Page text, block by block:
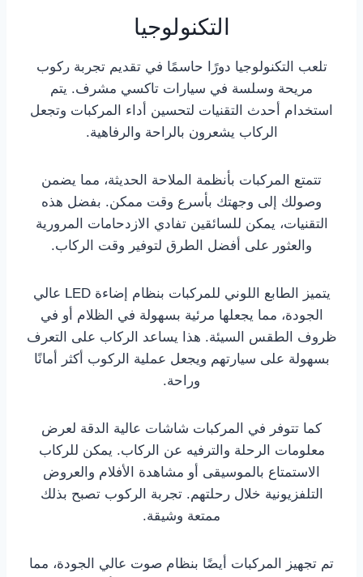
التكنولوجيا
تلعب التكنولوجيا دورًا حاسمًا في تقديم تجربة ركوب
مريحة وسلسة في سيارات تاكسي مشرف. يتم
استخدام أحدث التقنيات لتحسين أداء المركبات وتجعل
الركاب يشعرون بالراحة والرفاهية.
تتمتع المركبات بأنظمة الملاحة الحديثة، مما يضمن
وصولك إلى وجهتك بأسرع وقت ممكن. بفضل هذه
التقنيات، يمكن للسائقين تفادي الازدحامات المرورية
والعثور على أفضل الطرق لتوفير وقت الركاب.
يتميز الطابع اللوني للمركبات بنظام إضاءة LED عالي
الجودة، مما يجعلها مرئية بسهولة في الظلام أو في
ظروف الطقس السيئة. هذا يساعد الركاب على التعرف
بسهولة على سيارتهم ويجعل عملية الركوب أكثر أمانًا
وراحة.
كما تتوفر في المركبات شاشات عالية الدقة لعرض
معلومات الرحلة والترفيه عن الركاب. يمكن للركاب
الاستمتاع بالموسيقى أو مشاهدة الأفلام والعروض
التلفزيونية خلال رحلتهم. تجربة الركوب تصبح بذلك
ممتعة وشيقة.
تم تجهيز المركبات أيضًا بنظام صوت عالي الجودة، مما